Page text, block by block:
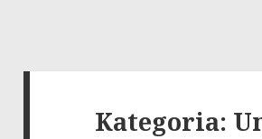
Kategoria: